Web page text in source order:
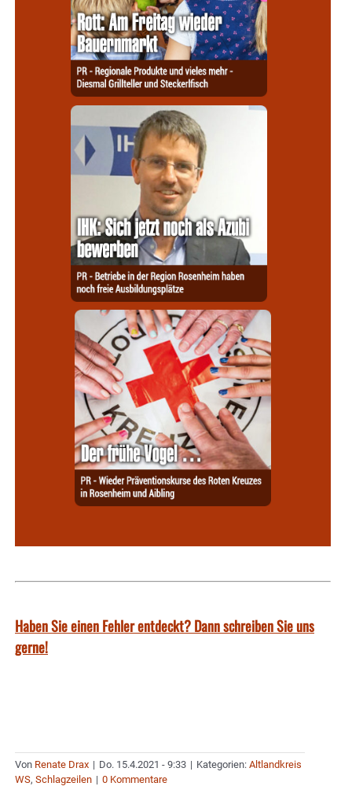
Haben Sie einen Fehler entdeckt? Dann schreiben Sie uns
gerne!
Von Renate Drax | Do. 15.4.2021 - 9:33 | Kategorien: Altlandkreis
WS, Schlagzeilen | 0 Kommentare